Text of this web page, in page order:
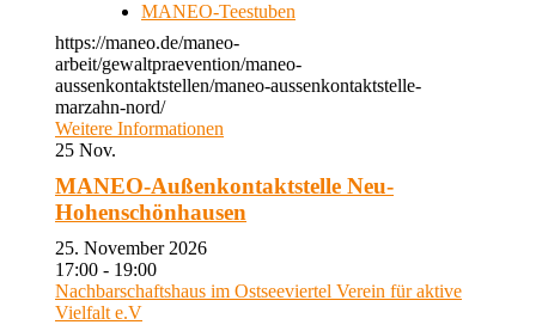
MANEO-Teestuben
https://maneo.de/maneo-
arbeit/gewaltpraevention/maneo-
aussenkontaktstellen/maneo-aussenkontaktstelle-
marzahn-nord/
Weitere Informationen
25 Nov.
MANEO-Außenkontaktstelle Neu-
Hohenschönhausen
25. November 2026
17:00 - 19:00
Nachbarschaftshaus im Ostseeviertel Verein für aktive
Vielfalt e.V